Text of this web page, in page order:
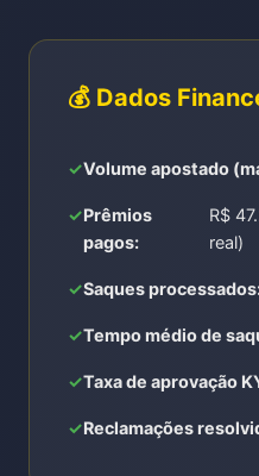
💰 Dados
Volume apostado
Prêmios
pagos:
R$
real)
Saques
Tempo médio de
Taxa de aprovação
Reclamações